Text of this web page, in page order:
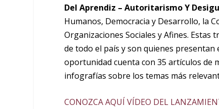
Del Aprendiz – Autoritarismo Y
Humanos, Democracia y Desarrollo, la
Organizaciones Sociales y Afines.
de todo el país y son quienes
oportunidad cuenta con 35 artículos de
infografías sobre los temas más
CONOZCA AQUÍ VÍDEO DEL